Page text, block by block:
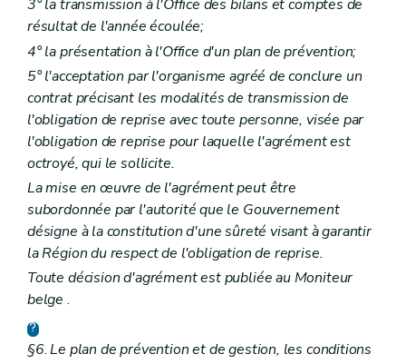
3° la transmission à l'Office des bilans et comptes de
résultat de l'année écoulée;
4° la présentation à l'Office d'un plan de prévention;
5° l'acceptation par l'organisme agréé de conclure un
contrat précisant les modalités de transmission de
l'obligation de reprise avec toute personne, visée par
l'obligation de reprise pour laquelle l'agrément est
octroyé, qui le sollicite.
La mise en œuvre de l'agrément peut être
subordonnée par l'autorité que le Gouvernement
désigne à la constitution d'une sûreté visant à garantir
la Région du respect de l'obligation de reprise.
Toute décision d'agrément est publiée au Moniteur
belge .
§6.Le plan de prévention et de gestion, les conditions